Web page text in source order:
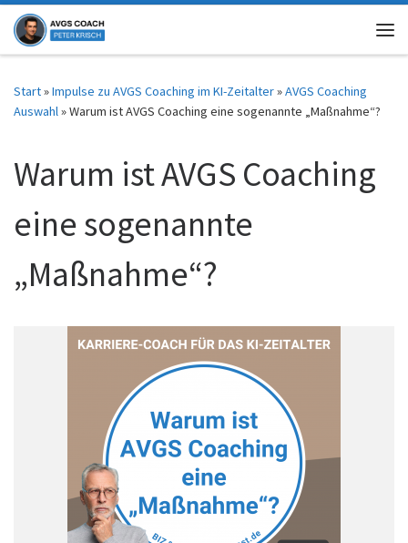
Zum Inhalt springen
Start»Impulse zu AVGS Coaching im KI-Zeitalter»AVGS Coaching
Auswahl»Warum ist AVGS Coaching eine sogenannte „Maßnahme“?
Warum ist AVGS Coaching
eine sogenannte
„Maßnahme“?